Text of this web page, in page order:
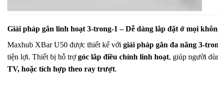
Giải pháp gắn linh hoạt 3-trong-1 – Dễ dàng lắp đặt ở mọi
Maxhub XBar U50 được thiết kế với giải pháp gắn đa năng 3-
tiện lợi. Thiết bị hỗ trợgóc lắp điều chỉnh linh hoạt, giúp người
TV, hoặc tích hợp theo ray trượt.